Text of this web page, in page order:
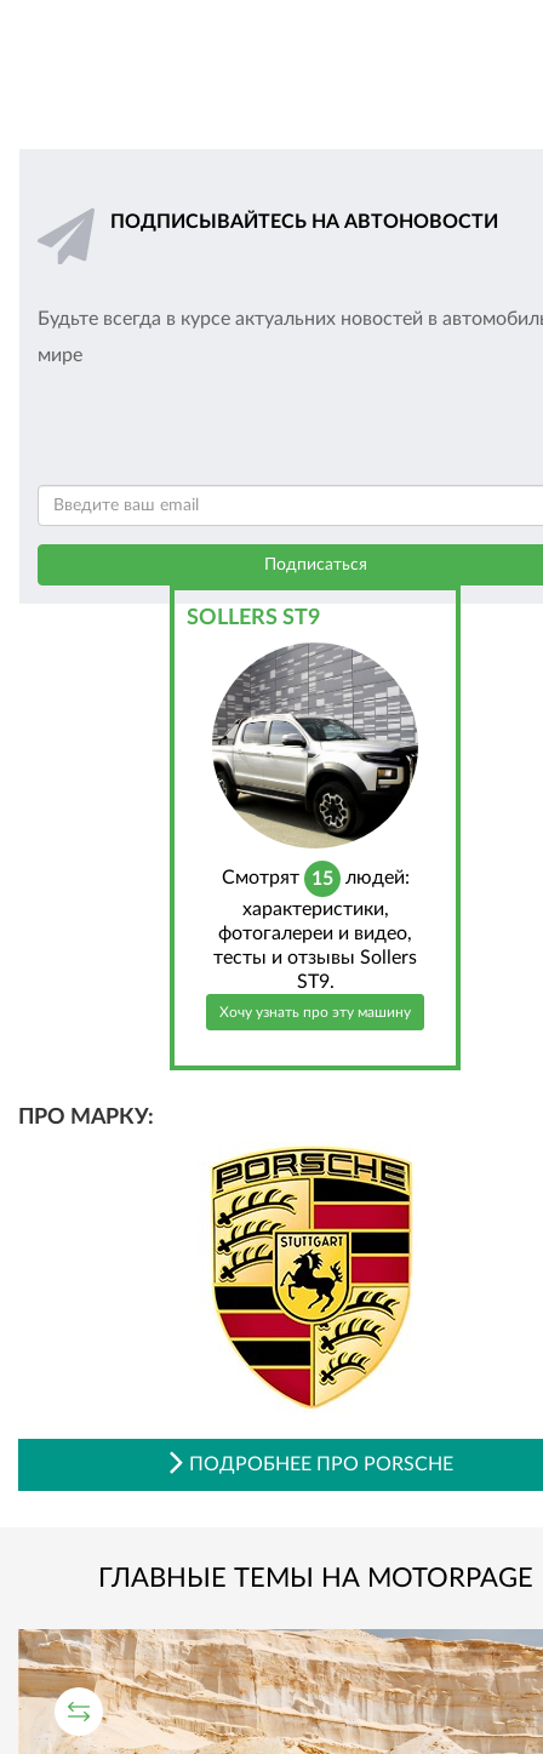
ПОДПИСЫВАЙТЕСЬ НА АВТОНОВОСТИ
Будьте всегда в курсе актуальних новостей в
мире
SOLLERS ST9
Cмотрят 15 людей:
характеристики,
фотогалереи и видео,
тесты и отзывы Sollers
ST9.
Хочу узнать про эту машину
ПРО МАРКУ:
ПОДРОБНЕЕ ПРО PORSCHE
ГЛАВНЫЕ ТЕМЫ НА MOTORPAGE
СРАВНИТЕЛЬНЫЙ ТЕСТ